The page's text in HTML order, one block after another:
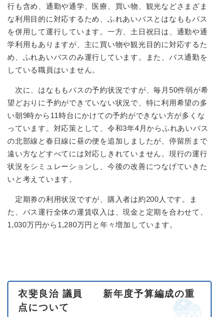
行も含め、通勤や通学、医療、買い物、観光などさまざま
な利用目的に対応するため、ふれあいバスとはなももバス
を併用して運行しています。一方、土日祝日は、通勤や通
学利用もありますが、主に買い物や観光目的に対応するた
め、ふれあいバスのみ運行しています。また、バス通勤を
している職員はいません。
次に、はなももバスの予約状況ですが、毎月50件弱が希
望どおりに予約ができていない状況で、特に利用希望の多
い朝9時から11時台にかけての予約ができない方が多くな
っています。対応策として、令和3年4月からふれあいバス
の北部線と春日線に昼の便を追加しましたが、停留所まで
遠い方などすべてには対応しきれていません。現行の運行
状況をシミュレーションし、今後の改善につなげていきた
いと考えています。
定期券の利用状況ですが、購入者は約200人です。ま
た、バス運行全体の運賃収入は、現金と定期を合わせて、
1,030万円から1,280万円と年々増加しています。
衣斐良治 議員 新年度予算編成の重
点について